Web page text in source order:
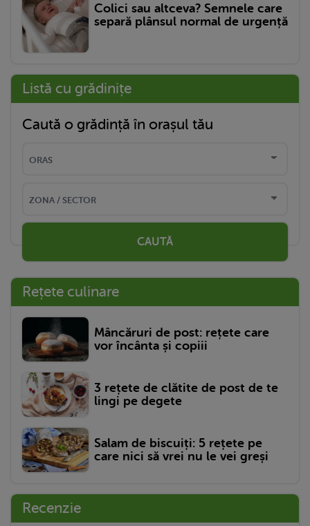
Colici sau altceva? Semnele care
separă plânsul normal de urgență
Listă cu grădinițe
Caută o grădință în orașul tău
CAUTĂ
Rețete culinare
Mâncăruri de post: rețete care
vor încânta și copiii
3 rețete de clătite de post de te
lingi pe degete
Salam de biscuiți: 5 rețete pe
care nici să vrei nu le vei greși
Recenzie